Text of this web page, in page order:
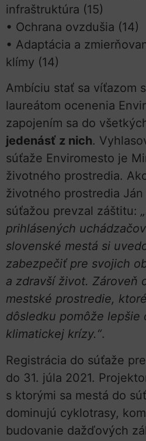
infraštruktúra (15)
• Ochrana ovzdušia (14)
• Adaptácia a
klímy (14)
Ambíciu stať sa víťazom
laureátom ocenenia
zapojením sa do
jedenásť z nich.
súťaže Enviromesto je
životného prostredia.
životného prostredia
súťažou prevzal záštitu:
prihlásených
slovenské mestá si
zabezpečiť pre svojich
a zdravší život. Zároveň
mestské prostredie,
dôsledku pomôže lepšie
klimatickej krízy.“.
Registrácia do súťaže
do 31. júla 2021.
s ktorými sa mestá do
dominujú cyklotrasy,
budovanie dažďových